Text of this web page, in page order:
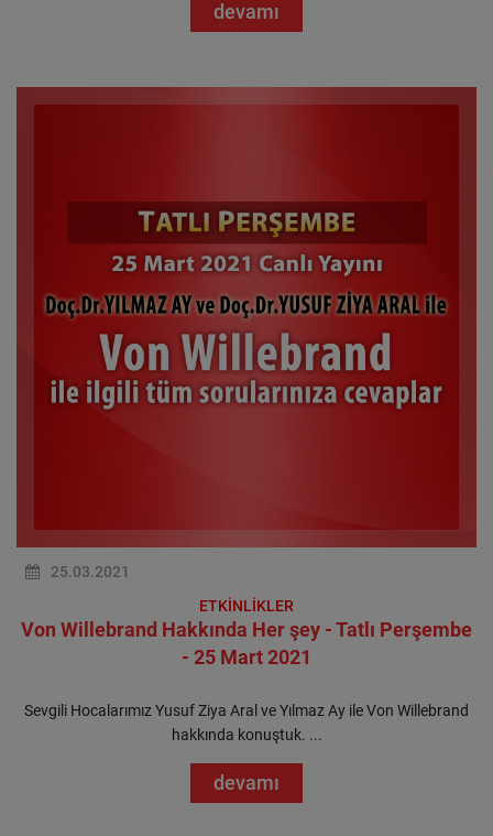
devamı
25.03.2021
ETKİNLİKLER
Von Willebrand Hakkında Her şey - Tatlı Perşembe
- 25 Mart 2021
Sevgili Hocalarımız Yusuf Ziya Aral ve Yılmaz Ay ile Von Willebrand
hakkında konuştuk. ...
devamı